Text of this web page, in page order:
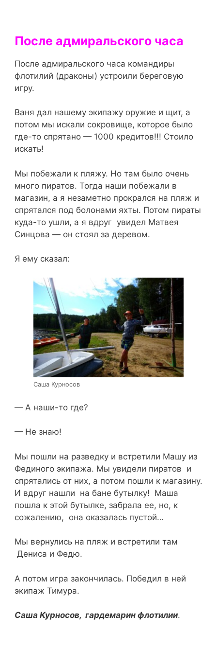
После адмиральского часа
После адмиральского часа командиры
флотилий (драконы) устроили береговую
игру.
Ваня дал нашему экипажу оружие и щит, а
потом мы искали сокровище, которое было
где-то спрятано — 1000 кредитов!!! Стоило
искать!
Мы побежали к пляжу. Но там было очень
много пиратов. Тогда наши побежали в
магазин, а я незаметно прокрался на пляж и
спрятался под болонами яхты. Потом пираты
куда-то ушли, а я вдруг увидел Матвея
Синцова — он стоял за деревом.
Я ему сказал:
Саша Курносов
— А наши-то где?
— Не знаю!
Мы пошли на разведку и встретили Машу из
Фединого экипажа. Мы увидели пиратов и
спрятались от них, а потом пошли к магазину.
И вдруг нашли на бане бутылку! Маша
пошла к этой бутылке, забрала ее, но, к
сожалению, она оказалась пустой…
Мы вернулись на пляж и встретили там
Дениса и Федю.
А потом игра закончилась. Победил в ней
экипаж Тимура.
Саша Курносов, гардемарин флотилии.